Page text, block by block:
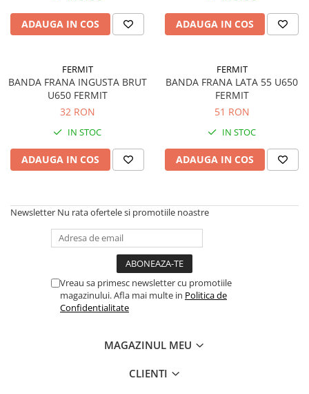
ADAUGA IN COS ADAUGA IN COS
FERMIT
BANDA FRANA INGUSTA BRUT
U650 FERMIT
32 RON
IN STOC
ADAUGA IN COS
FERMIT
BANDA FRANA LATA 55 U650
FERMIT
51 RON
IN STOC
ADAUGA IN COS
Newsletter Nu rata ofertele si promotiile noastre
Vreau sa primesc newsletter cu promotiile
magazinului. Afla mai multe in Politica de
Confidentialitate
MAGAZINUL MEU
CLIENTI